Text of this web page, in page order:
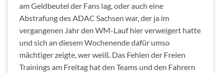
am Geldbeutel der Fans lag, oder auch eine
Abstrafung des ADAC Sachsen war, der ja im
vergangenen Jahr den WM-Lauf hier verweigert hatte
und sich an diesem Wochenende dafür umso
mächtiger zeigte, wer weiß. Das Fehlen der Freien
Trainings am Freitag hat den Teams und den Fahrern